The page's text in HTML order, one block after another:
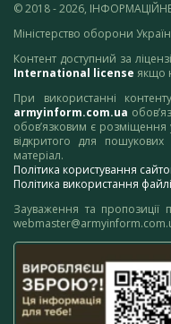
© 2018 - 2026,
Міністерство оборони
Контент доступний за
International license якщо
При використанні
armyinform.com.ua
обов’язковим є
відкритого для
матеріал.
Політика користування
Політика використання
Зауваження та пропозиції